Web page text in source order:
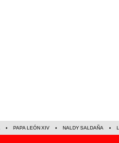
PAPA LEÓN XIV NALDY SALDAÑA